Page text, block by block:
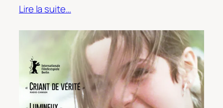
Lire la suite…